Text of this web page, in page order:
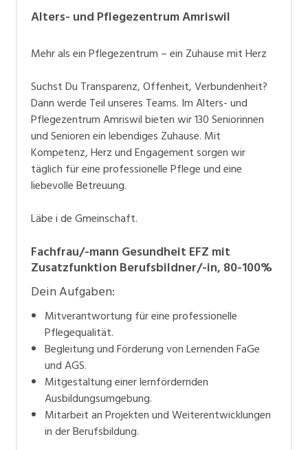
Verkauf, Handel, Kundenberatung,
Sicherheit, Rettung, Polizei, Zoll
Das Alters- und Pflegezentrum Amriswil bietet 130
betagten Menschen ein Zuhause mit Pflege und
Betreuung nach Bedarf und ist eine der führenden
Institutionen in der Region.
Lernen und Arbeiten im APZ
Gemeinsam für Lebensqualität – das APZ-Motto
gilt auch für unsere fast 200 Mitarbeitenden!
Werte wie gegenseitige Wertschätzung, Mitwirkung
Mitarbeitenden wichtig. Mit unserem Konzept der
„Bereichsübergreifenden Einsätze“ fördern wir das
gegenseitige Verständnis zwischen den
herrschen flache Hierarchien und die Bereichs- und
Geschäftsleitung haben nicht nur offene Türen,
sondern auch jederzeit ein offenes Ohr. Mit unserer
unkomplizierten Unternehmenskultur – bei uns sind
alle Mitarbeitenden per DU – kommen wir miteinander
schneller ins Gespräch und zum Ziel.
Job – Karriere – Ausbildung
Unsere rund 200 Mitarbeitenden (davon 25 Lernende)
Alters- und Pflegezentrum Amriswil
Mehr als ein Pflegezentrum – ein Zuhause mit Herz
Suchst Du Transparenz, Offenheit, Verbundenheit?
Dann werde Teil unseres Teams. Im Alters- und
Pflegezentrum Amriswil bieten wir 130 Seniorinnen
und Senioren ein lebendiges Zuhause. Mit
Kompetenz, Herz und Engagement sorgen wir
täglich für eine professionelle Pflege und eine
liebevolle Betreuung.
Läbe i de Gmeinschaft.
Fachfrau/-mann Gesundheit EFZ mit
Zusatzfunktion Berufsbildner/-in, 80-100%
Dein Aufgaben:
Mitverantwortung für eine professionelle
Pflegequalität.
Begleitung und Förderung von Lernenden FaGe
und AGS.
Mitgestaltung einer lernfördernden
Ausbildungsumgebung.
Mitarbeit an Projekten und Weiterentwicklungen
in der Berufsbildung.